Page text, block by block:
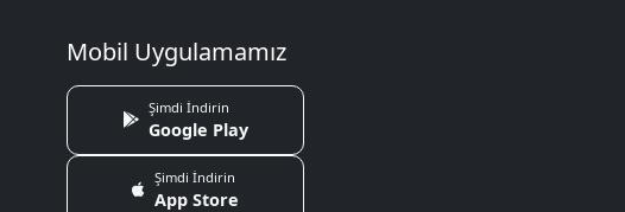
Mobil Uygulamamız
Şimdi İndirin
Google Play
Şimdi İndirin
App Store